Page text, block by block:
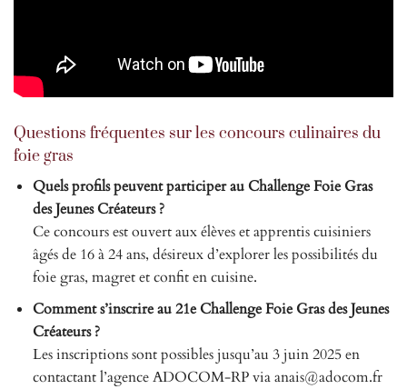
Questions fréquentes sur les concours culinaires du
foie gras
Quels profils peuvent participer au Challenge Foie Gras
des Jeunes Créateurs ?
Ce concours est ouvert aux élèves et apprentis cuisiniers
âgés de 16 à 24 ans, désireux d’explorer les possibilités du
foie gras, magret et confit en cuisine.
Comment s’inscrire au 21e Challenge Foie Gras des Jeunes
Créateurs ?
Les inscriptions sont possibles jusqu’au 3 juin 2025 en
contactant l’agence ADOCOM-RP viaanais@adocom.fr